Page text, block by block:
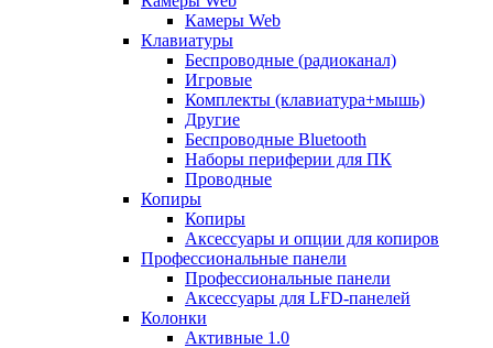
Камеры Web
Клавиатуры
Беспроводные (радиоканал)
Игровые
Комплекты (клавиатура+мышь)
Другие
Беспроводные Bluetooth
Наборы периферии для ПК
Проводные
Копиры
Копиры
Аксессуары и опции для копиров
Профессиональные панели
Профессиональные панели
Аксессуары для LFD-панелей
Колонки
Активные 1.0